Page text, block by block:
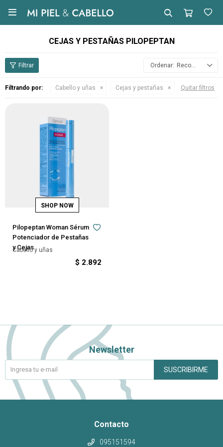

CEJAS Y PESTAÑAS PILOPEPTAN
Recomendados
Filtrando por: Cabello y uñas Cejas y pestañas Quitar filtros
Pilopeptan Woman Sérum
Potenciador de Pestañas
y Cejas
Cabello y uñas
$ 2.892
Contacto
095151594
Newsletter
SUSCRIBIRME